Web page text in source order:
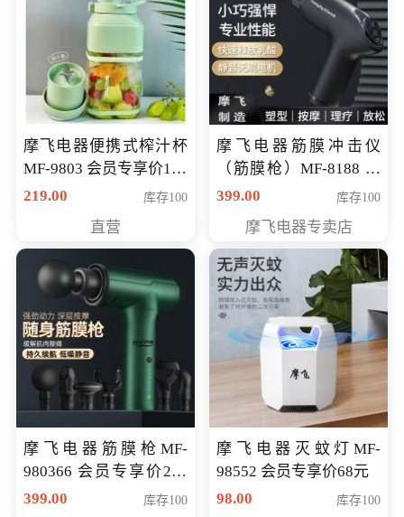
摩飞电器便携式榨汁杯
MF-9803 会员专享价138
元
219.00 库存100
直营
摩飞电器筋膜冲击仪
（筋膜枪）MF-8188 会
员专享价268元
399.00 库存100
摩飞电器专卖店
摩飞电器筋膜枪MF-
980366 会员专享价299
元
399.00 库存100
摩飞电器灭蚊灯MF-
98552 会员专享价68元
98.00
库存100